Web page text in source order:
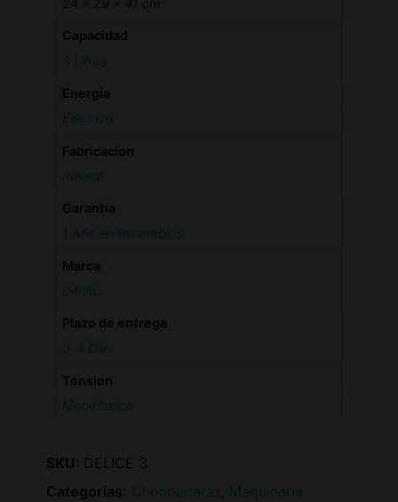
3 Litros
Eléctrico
Italiana
1 Año en Recambios
Difriho
3-4 Días
Monofasico
SKU: DELICE 3
Categorías: Chocolateras, Maquinaria